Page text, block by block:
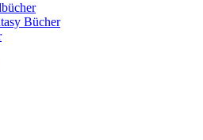
Bücher